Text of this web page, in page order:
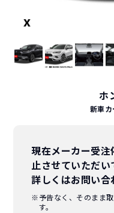
ホ
新車カ
現在メーカー受
止させていただい
詳しくはお問い合
※予告なく、そのまま
す。